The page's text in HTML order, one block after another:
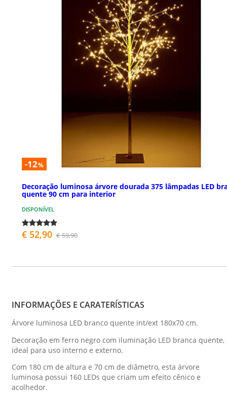
-12%
Decoração luminosa árvore dourada 375 lâmpadas LED
quente 90 cm para interior
DISPONÍVEL
€ 52,90 € 59,90
INFORMAÇÕES E CARATERÍSTICAS
Árvore luminosa LED branco quente int/ext 180x70 cm.
Decoração em ferro negro com iluminação LED branca quente,
ideal para uso interno e externo.
Com 180 cm de altura e 70 cm de diâmetro, esta árvore
luminosa possui 160 LEDs que criam um efeito cênico e
acolhedor.